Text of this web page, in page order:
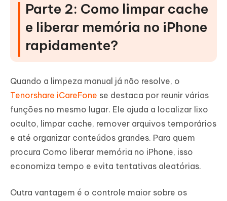
Parte 2: Como limpar cache
e liberar memória no iPhone
rapidamente?
Quando a limpeza manual já não resolve, o
Tenorshare iCareFone se destaca por reunir várias
funções no mesmo lugar. Ele ajuda a localizar lixo
oculto, limpar cache, remover arquivos temporários
e até organizar conteúdos grandes. Para quem
procura Como liberar memória no iPhone, isso
economiza tempo e evita tentativas aleatórias.
Outra vantagem é o controle maior sobre os